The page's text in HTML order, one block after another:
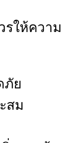
รให้ความ
ภัย
สม